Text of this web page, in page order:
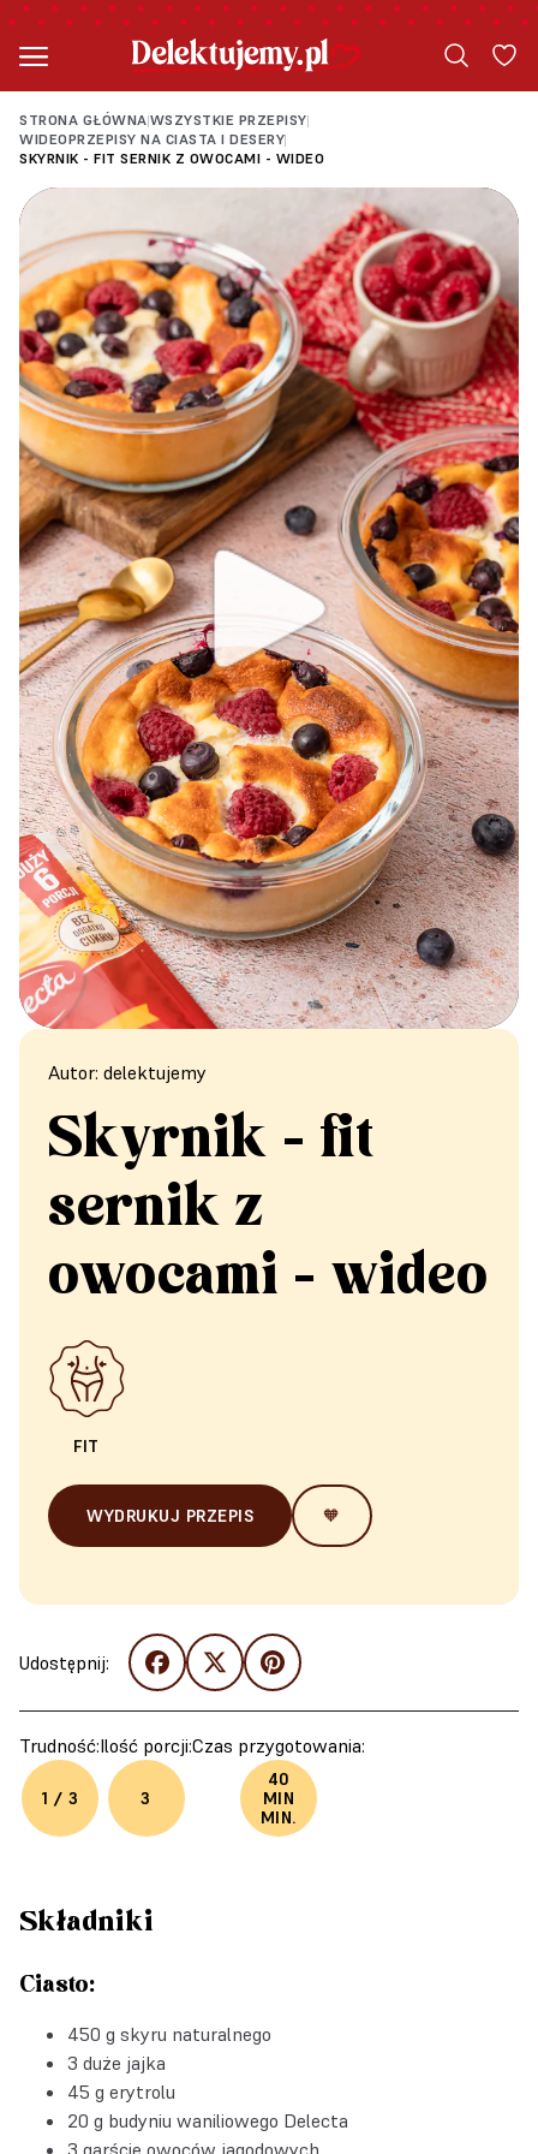
STRONA GŁÓWNA|WSZYSTKIE PRZEPISY|
WIDEOPRZEPISY NA CIASTA I DESERY|
SKYRNIK - FIT SERNIK Z OWOCAMI - WIDEO
Loading
Autor: delektujemy
Skyrnik - fit
sernik z
owocami - wideo
FIT
WYDRUKUJ PRZEPIS 🧡
Udostępnij:
Trudność:
1 / 3
Ilość porcji:
3
Czas przygotowania:
40
MIN
MIN.
Składniki
Ciasto:
450 g skyru naturalnego
3 duże jajka
45 g erytrolu
20 g budyniu waniliowego Delecta
3 garście owoców jagodowych